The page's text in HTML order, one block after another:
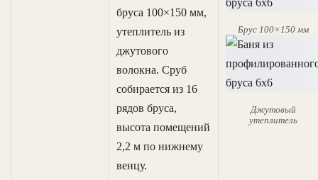
бруса 100×150 мм,
утеплитель из
джутового
волокна. Сруб
собирается из 16
рядов бруса,
высота помещений
2,2 м по нижнему
венцу.
Брус 100×150 мм
Джутовый
утеплитель